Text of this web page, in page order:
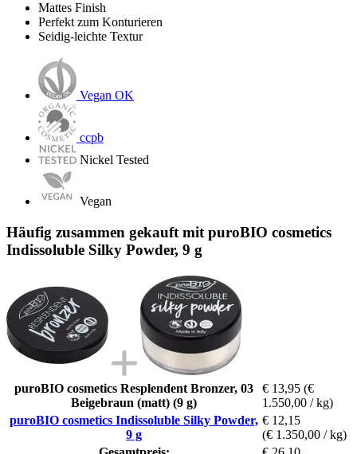
Mattes Finish
Perfekt zum Konturieren
Seidig-leichte Textur
Vegan OK
ccpb
Nickel Tested
Vegan
Häufig zusammen gekauft mit puroBIO cosmetics
Indissoluble Silky Powder, 9 g
puroBIO cosmetics Resplendent Bronzer, 03
Beigebraun (matt) (9 g)
€ 13,95 (€
1.550,00 / kg)
puroBIO cosmetics Indissoluble Silky Powder,
9 g
€ 12,15
(€ 1.350,00 / kg)